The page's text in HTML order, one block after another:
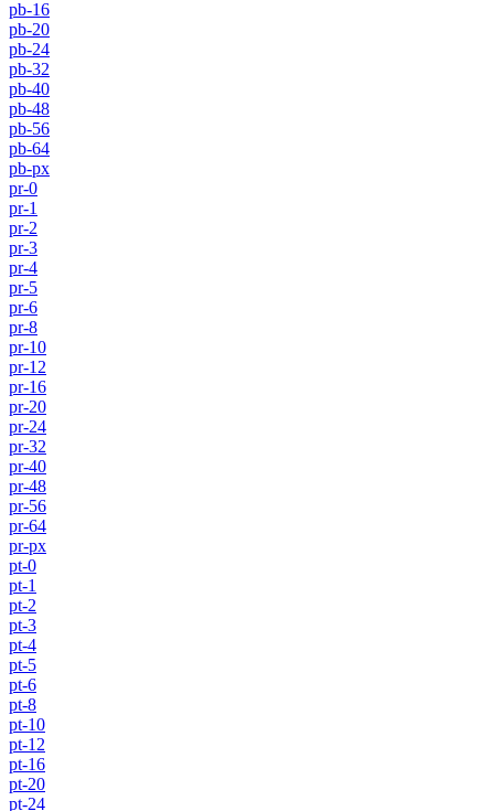
pb-16
pb-20
pb-24
pb-32
pb-40
pb-48
pb-56
pb-64
pb-px
pr-0
pr-1
pr-2
pr-3
pr-4
pr-5
pr-6
pr-8
pr-10
pr-12
pr-16
pr-20
pr-24
pr-32
pr-40
pr-48
pr-56
pr-64
pr-px
pt-0
pt-1
pt-2
pt-3
pt-4
pt-5
pt-6
pt-8
pt-10
pt-12
pt-16
pt-20
pt-24